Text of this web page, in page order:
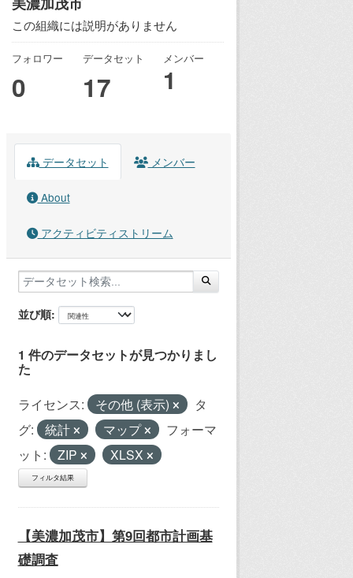
この組織には説明がありません
フォロワー
0
データセット
17
メンバー
1
データセット メンバー
About
アクティビティストリーム
並び順
1 件のデータセットが見つかりまし
た
ライセンス: その他 (表示)
タ
グ:
統計 マップ
フォーマ
ット:
ZIP XLSX
フィルタ結果
【美濃加茂市】第9回都市計画基
礎調査